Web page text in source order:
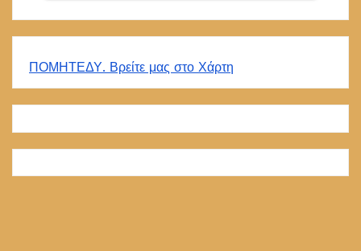
ΠΟΜΗΤΕΔΥ. Βρείτε μας στο Χάρτη